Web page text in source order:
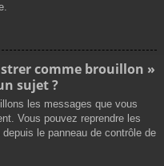
comme brouillon »
sujet ?
les messages que vous
Vous pouvez reprendre les
le panneau de contrôle de